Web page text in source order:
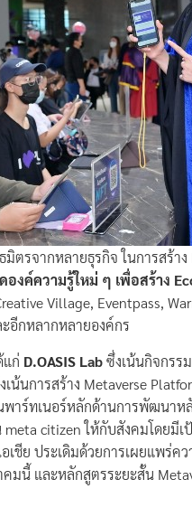
ตรจากหลายธุรกิจ ในการสร้าง
ค์ความรู้ใหม่ ๆ เพื่อสร้าง
Village, Eventpass,
อีกหลากหลายองค์กร
แก่ D.OASIS Labซึ่งเน้นกิจกรร
เน้นการสร้าง Metaverse
าร์ทเนอร์หลักด้านการพัฒนาหลั
citizen ให้กับสังคมโดยมี
เชีย ประเดิมด้วยการเผยแพร่ค
คมนี้ และหลักสูตรระยะสั้น